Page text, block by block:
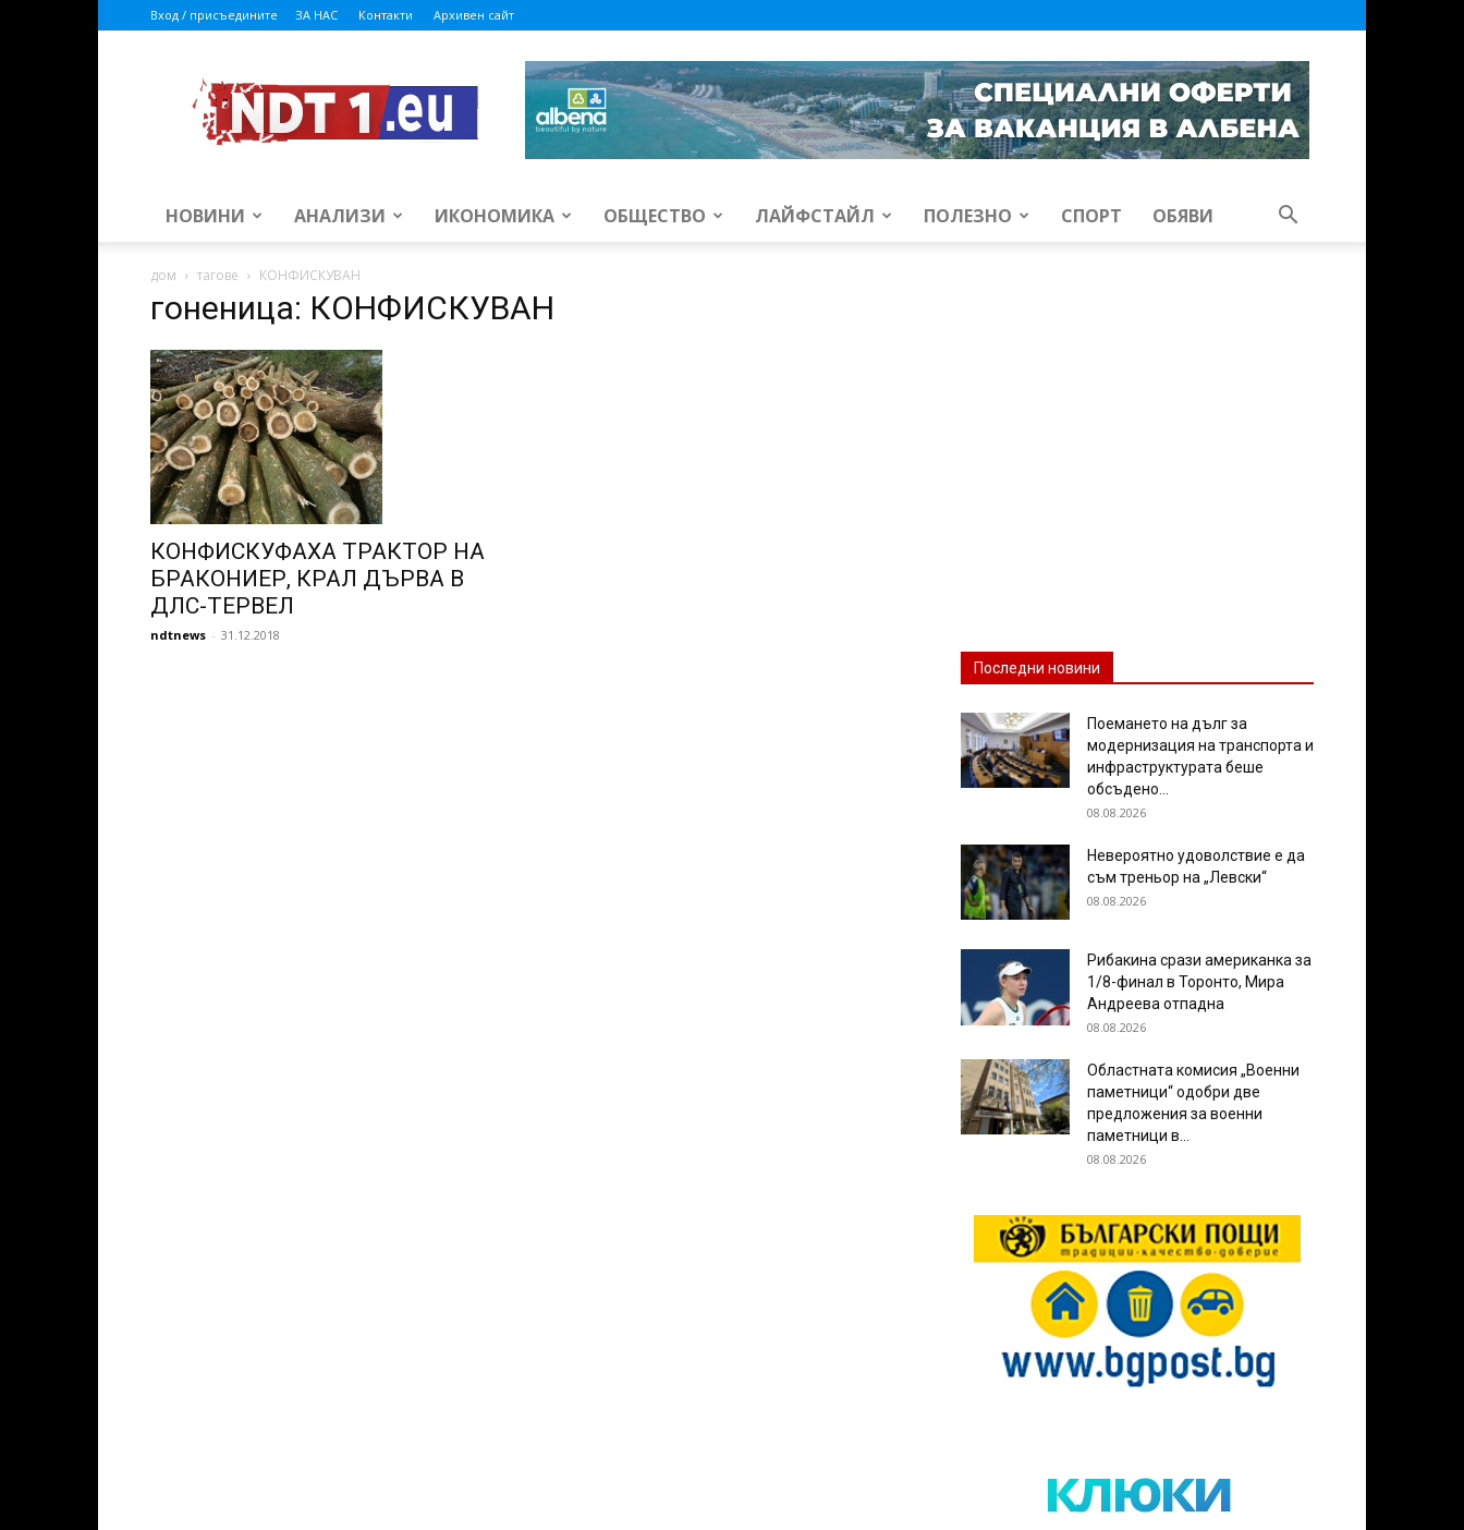
Вход / присъедините ЗА НАС Контакти Архивен сайт
НОВИНИ АНАЛИЗИ ИКОНОМИКА ОБЩЕСТВО ЛАЙФСТАЙЛ ПОЛЕЗНО СПОРТ ОБЯВИ
дом тагове КОНФИСКУВАН
гоненица: КОНФИСКУВАН
КОНФИСКУФАХА ТРАКТОР НА
БРАКОНИЕР, КРАЛ ДЪРВА В
ДЛС-ТЕРВЕЛ
ndtnews - 31.12.2018
Последни новини
Поемането на дълг за
модернизация на транспорта и
инфраструктурата беше
обсъдено...
08.08.2026
Невероятно удоволствие е да
съм треньор на „Левски“
08.08.2026
Рибакина срази американка за
1/8-финал в Торонто, Мира
Андреева отпадна
08.08.2026
Областната комисия „Военни
паметници“ одобри две
предложения за военни
паметници в...
08.08.2026
клюки